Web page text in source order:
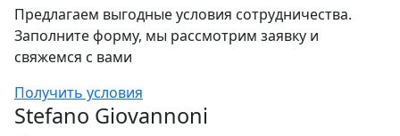
Предлагаем выгодные условия сотрудничества.
Заполните форму, мы рассмотрим заявку и
свяжемся с вами
Получить условия
Stefano Giovannoni